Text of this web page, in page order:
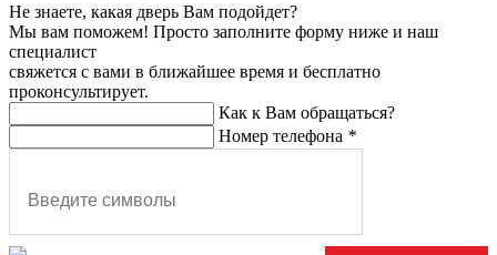
Не знаете, какая дверь Вам подойдет?
Мы вам поможем! Просто заполните форму ниже и наш
специалист
свяжется с вами в ближайшее время и бесплатно
проконсультирует.
Как к Вам обращаться?
Номер телефона *